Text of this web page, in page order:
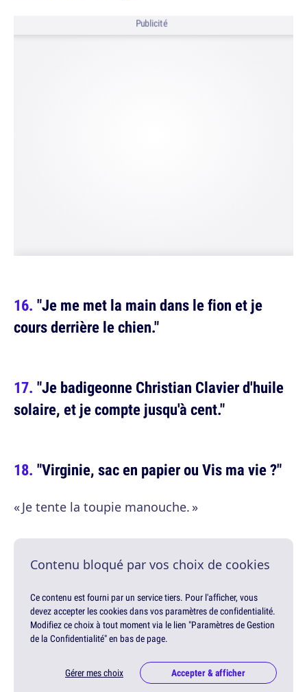
Publicité
"Je me met la main dans le fion et je
cours derrière le chien."
"Je badigeonne Christian Clavier d'huile
solaire, et je compte jusqu'à cent."
"Virginie, sac en papier ou Vis ma vie ?"
« Je tente la toupie manouche. »
Contenu bloqué par vos choix de cookies
Ce contenu est fourni par un service tiers. Pour l'afficher, vous
devez accepter les cookies dans vos paramètres de confidentialité.
Modifiez ce choix à tout moment via le lien "Paramètres de Gestion
de la Confidentialité" en bas de page.
Gérer mes choix Accepter & afficher